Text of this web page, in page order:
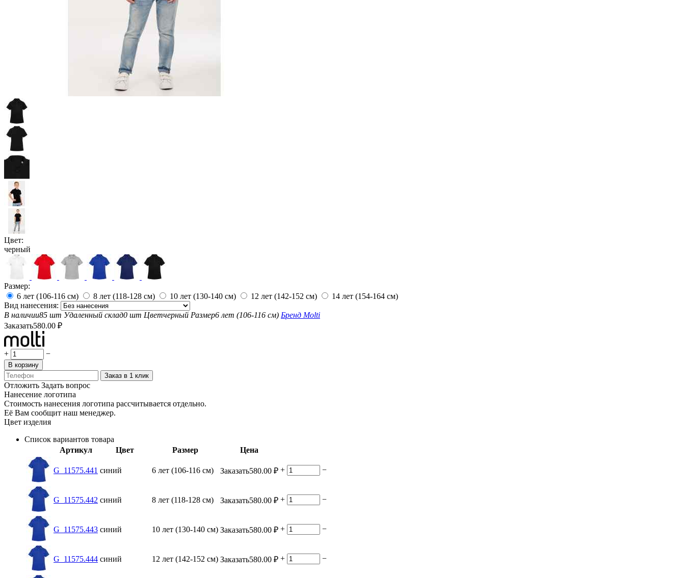
Цвет:
черный
Размер:
6 лет (106-116 см)
8 лет (118-128 см) 10 лет (130-140 см) 12 лет (142-152 см)
14 лет (154-164 см)
Вид нанесения:
В наличии85 шт Удаленный склад0 шт Цветчерный Размер6 лет (106-116 см) Бренд Molti
Заказать580.00 ₽
+ −
В корзину
Заказ в 1 клик
Отложить Задать вопрос
Нанесение логотипа
Стоимость нанесения логотипа рассчитывается отдельно.
Её Вам сообщит наш менеджер.
Цвет изделия
Список вариантов товара
Артикул
Цвет Размер Цена
G_11575.441 синий 6 лет (106-116 см) Заказать580.00 ₽ + −
G_11575.442 синий 8 лет (118-128 см) Заказать580.00 ₽ + −
G_11575.443 синий 10 лет (130-140 см) Заказать580.00 ₽ + −
G_11575.444 синий 12 лет (142-152 см) Заказать580.00 ₽ + −